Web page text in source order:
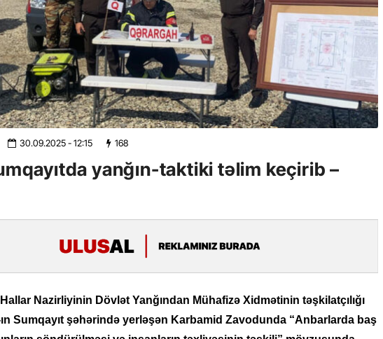
30.09.2025- 12:15 168
yanğın-taktiki təlim keçirib –
Nazirliyinin Dövlət Yanğından Mühafizə Xidmətinin təşkilatçılığı
Sumqayıt şəhərində yerləşən Karbamid Zavodunda “Anbarlarda baş